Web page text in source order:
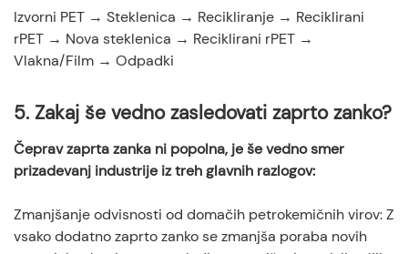
Izvorni PET → Steklenica → Recikliranje → Reciklirani
rPET → Nova steklenica → Reciklirani rPET →
Vlakna/Film → Odpadki
5. Zakaj še vedno zasledovati zaprto zanko?
Čeprav zaprta zanka ni popolna, je še vedno smer
prizadevanj industrije iz treh glavnih razlogov:
Zmanjšanje odvisnosti od domačih petrokemičnih virov: Z
vsako dodatno zaprto zanko se zmanjša poraba novih